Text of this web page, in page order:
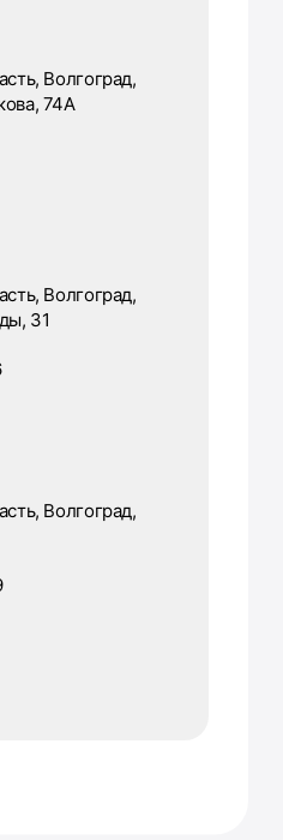
Волгоград,
74А
Волгоград,
31
Волгоград,